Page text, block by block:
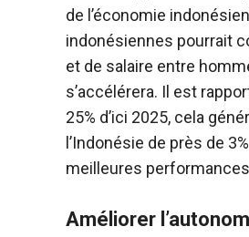
de l’économie
indonésiennes pourrait
et de salaire entre
s’accélérera. Il est
25% d’ici 2025, cela
l’Indonésie de près de
meilleures
Améliorer